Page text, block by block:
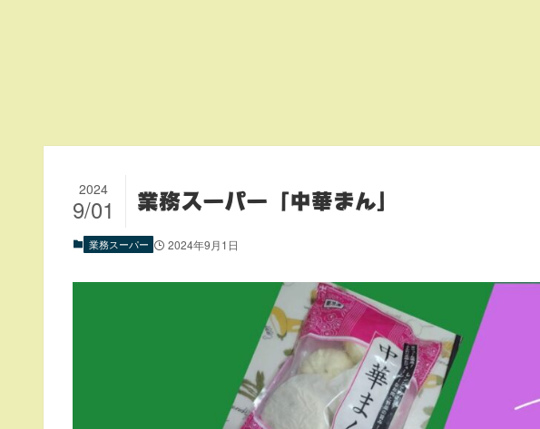
業務スーパー「中華まん」
2024
9/01
業務スーパー 2024年9月1日